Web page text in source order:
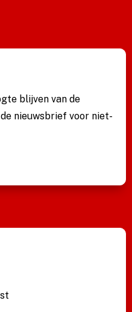
blijven van de
nieuwsbrief voor niet-